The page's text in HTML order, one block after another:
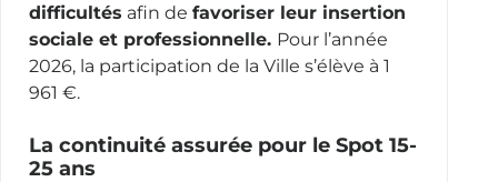
difficultés afin de favoriser leur insertion
sociale et professionnelle. Pour l’année
2026, la participation de la Ville s’élève à 1
961 €.
La continuité assurée pour le Spot 15-
25 ans